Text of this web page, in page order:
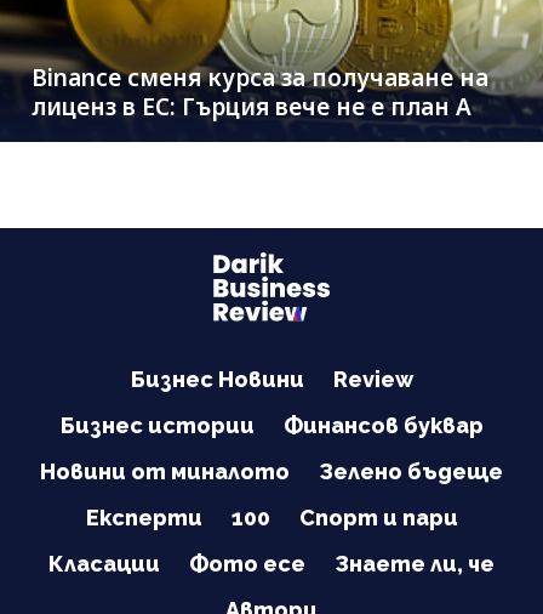
Binance сменя курса за получаване на
лиценз в ЕС: Гърция вече не е план A
Бизнес Новини
Review
Бизнес истории
Финансов буквар
Новини от миналото
Зелено бъдеще
Експерти
100
Спорт и пари
Класации
Фото есе
Знаете ли, че